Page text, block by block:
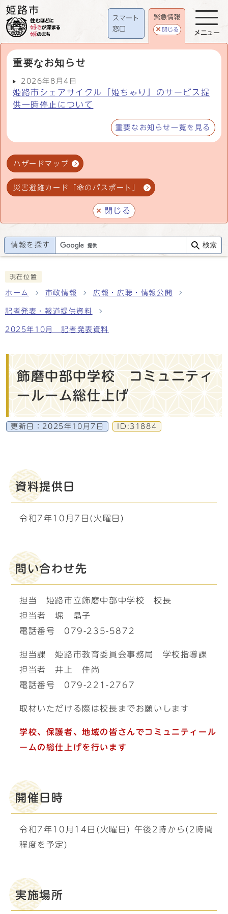
スマート
窓口
緊急情報
閉じる
重要なお知らせ
2026年8月4日
姫路市シェアサイクル「姫ちゃり」のサービス提
供一時停止について
重要なお知らせ一覧を見る
ハザードマップ
災害避難カード「命のパスポート」
閉じる
メニュー
情報を探す 検索
現在位置
ホーム 市政情報 広報・広聴・情報公開
記者発表・報道提供資料
2025年10月 記者発表資料
飾磨中部中学校 コミュニティ
ールーム総仕上げ
更新日： 2025年10月7日 ID:31884
資料提供日
令和7年10月7日(火曜日)
問い合わせ先
担当 姫路市立飾磨中部中学校 校長
担当者 堀 晶子
電話番号 079-235-5872
担当課 姫路市教育委員会事務局 学校指導課
担当者 井上 佳尚
電話番号 079-221-2767
取材いただける際は校長までお願いします
学校、保護者、地域の皆さんでコミュニティール
ームの総仕上げを行います
開催日時
令和7年10月14日(火曜日) 午後2時から(2時間
程度を予定)
実施場所